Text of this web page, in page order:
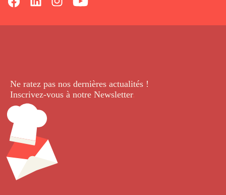
Ne ratez pas nos dernières actualités !
Inscrivez-vous à notre Newsletter.